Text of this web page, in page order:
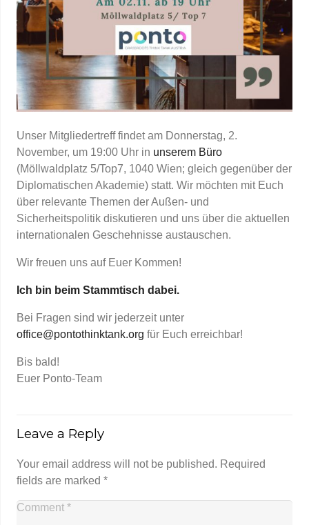
Unser Mitgliedertreff findet am Donnerstag, 2.
November, um 19:00 Uhr in unserem Büro
(Möllwaldplatz 5/Top7, 1040 Wien; gleich gegenüber der
Diplomatischen Akademie) statt. Wir möchten mit Euch
über relevante Themen der Außen- und
Sicherheitspolitik diskutieren und uns über die aktuellen
internationalen Geschehnisse austauschen.
Wir freuen uns auf Euer Kommen!
Ich bin beim Stammtisch dabei.
Bei Fragen sind wir jederzeit unter
office@pontothinktank.org für Euch erreichbar!
Bis bald!
Euer Ponto-Team
Leave a Reply
Your email address will not be published. Required
fields are marked *